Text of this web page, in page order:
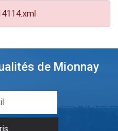
de Mionnay